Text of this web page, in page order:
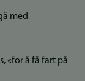
med
«for å få fart på